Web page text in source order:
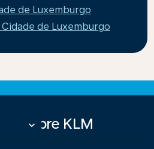
de Luxemburgo
de Luxemburgo
Sobre KLM
keyboard_arrow_down